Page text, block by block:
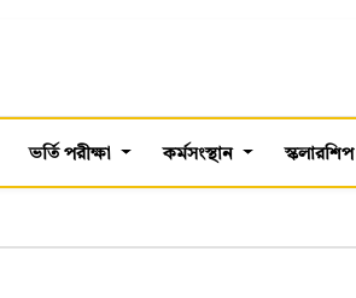
ভর্তি পরীক্ষা কর্মসংস্থান স্কলারশিপ